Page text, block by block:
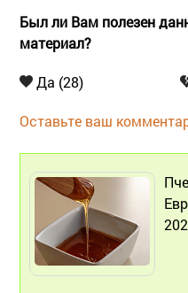
Был ли Вам полезен
материал?
Да (28)
Оставьте ваш